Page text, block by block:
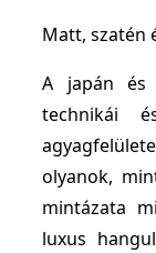
Matt, szatén
A japán és
technikái
olyanok,
mintázata
luxus